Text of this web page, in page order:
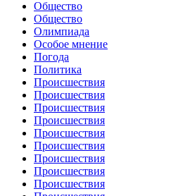
Общество
Общество
Олимпиада
Особое мнение
Погода
Политика
Происшествия
Происшествия
Происшествия
Происшествия
Происшествия
Происшествия
Происшествия
Происшествия
Происшествия